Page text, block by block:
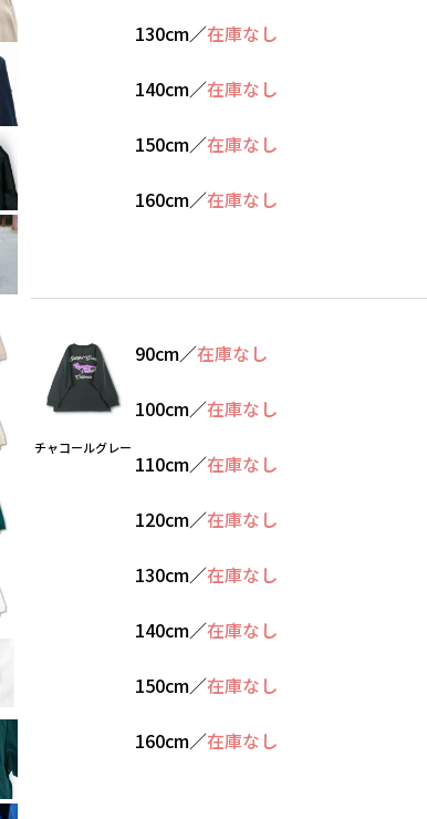
130cm／在庫なし
140cm／在庫なし
150cm／在庫なし
160cm／在庫なし
チャコールグレー
90cm／在庫なし
100cm／在庫なし
110cm／在庫なし
120cm／在庫なし
130cm／在庫なし
140cm／在庫なし
150cm／在庫なし
160cm／在庫なし